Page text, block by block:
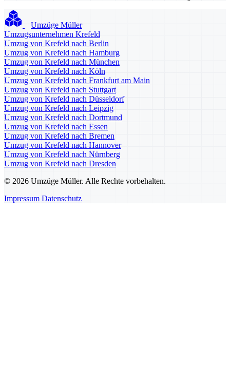
Umzüge Müller
Umzugsunternehmen Krefeld
Umzug von Krefeld nach Berlin
Umzug von Krefeld nach Hamburg
Umzug von Krefeld nach München
Umzug von Krefeld nach Köln
Umzug von Krefeld nach Frankfurt am Main
Umzug von Krefeld nach Stuttgart
Umzug von Krefeld nach Düsseldorf
Umzug von Krefeld nach Leipzig
Umzug von Krefeld nach Dortmund
Umzug von Krefeld nach Essen
Umzug von Krefeld nach Bremen
Umzug von Krefeld nach Hannover
Umzug von Krefeld nach Nürnberg
Umzug von Krefeld nach Dresden
© 2026 Umzüge Müller. Alle Rechte vorbehalten.
Impressum Datenschutz